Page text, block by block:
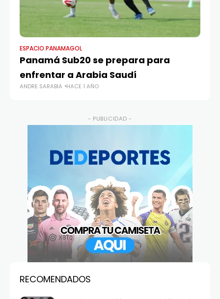
ESPACIO PANAMAGOL
Panamá Sub20 se prepara para
enfrentar a Arabia Saudí
ANDRE SARABIA HACE 1 AÑO
- PUBLICIDAD -
RECOMENDADOS